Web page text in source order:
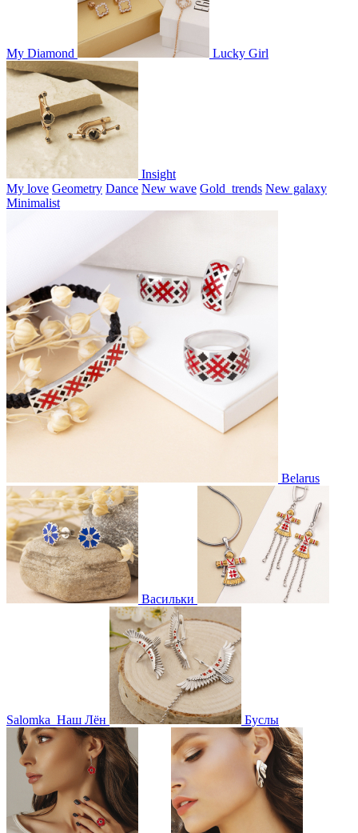
My Diamond Lucky Girl
Insight
My love Geometry Dance New wave Gold_trends New galaxy
Minimalist
Belarus
Васильки
Salomka Наш Лён Буслы